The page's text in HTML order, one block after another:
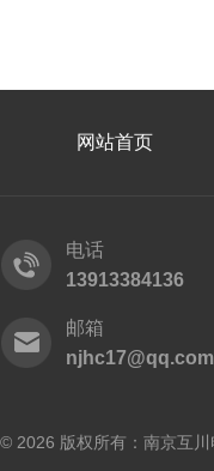
网站首页
电话
13913384136
邮箱
njhc17@qq.com
© 2026 版权所有：南京互